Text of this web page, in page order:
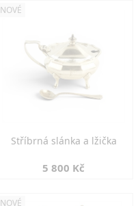
NOVÉ
Stříbrná slánka a lžička
5 800 Kč
NOVÉ